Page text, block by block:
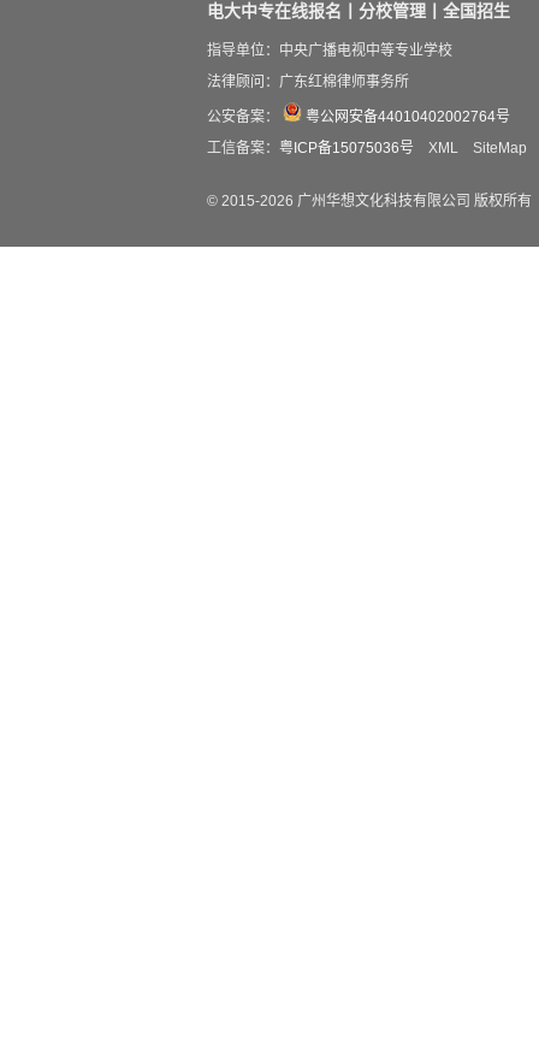
电大中专在线报名丨分校管理丨全国招生
指导单位：中央广播电视中等专业学校
法律顾问：广东红棉律师事务所
公安备案：
粤公网安备44010402002764号
工信备案： 粤ICP备15075036号 XML SiteMap
© 2015-2026 广州华想文化科技有限公司 版权所有